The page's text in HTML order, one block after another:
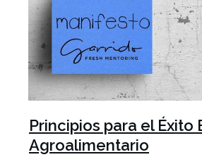
Principios para el Éxito
Agroalimentario